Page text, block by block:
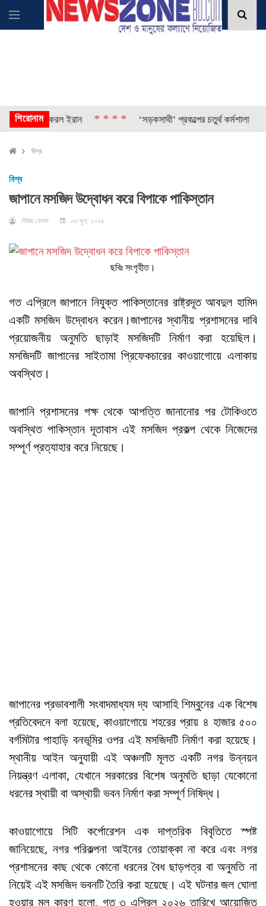
শিরোনামকরল ইরান * * * * ‘সড়কসাথী’ প্রকল্পের চতুর্থ কর্মশালা * *
বিশ্ব
বিশ্ব
জাপানে মসজিদ উদ্বোধন করে বিপাকে পাকিস্তান
নিউজ ডেস্ক ০৩ জুন, ২০২৬
ছবিঃ সংগৃহীত।
গত এপ্রিলে জাপানে নিযুক্ত পাকিস্তানের রাষ্ট্রদূত আবদুল হামিদ
একটি মসজিদ উদ্বোধন করেন।জাপানের স্থানীয় প্রশাসনের দাবি
প্রয়োজনীয় অনুমতি ছাড়াই মসজিদটি নির্মাণ করা হয়েছিল।
মসজিদটি জাপানের সাইতামা প্রিফেকচারের কাওয়াগোয়ে এলাকায়
অবস্থিত।
জাপানি প্রশাসনের পক্ষ থেকে আপত্তি জানানোর পর টোকিওতে
অবস্থিত পাকিস্তান দূতাবাস এই মসজিদ প্রকল্প থেকে নিজেদের
সম্পূর্ণ প্রত্যাহার করে নিয়েছে।
জাপানের প্রভাবশালী সংবাদমাধ্যম দ্য আসাহি শিম্বুনের এক বিশেষ
প্রতিবেদনে বলা হয়েছে, কাওয়াগোয়ে শহরের প্রায় ৪ হাজার ৫০০
বর্গমিটার পাহাড়ি বনভূমির ওপর এই মসজিদটি নির্মাণ করা হয়েছে।
স্থানীয় আইন অনুযায়ী এই অঞ্চলটি মূলত একটি নগর উন্নয়ন
নিয়ন্ত্রণ এলাকা, যেখানে সরকারের বিশেষ অনুমতি ছাড়া যেকোনো
ধরনের স্থায়ী বা অস্থায়ী ভবন নির্মাণ করা সম্পূর্ণ নিষিদ্ধ।
কাওয়াগোয়ে সিটি কর্পোরেশন এক দাপ্তরিক বিবৃতিতে স্পষ্ট
জানিয়েছে, নগর পরিকল্পনা আইনের তোয়াক্কা না করে এবং নগর
প্রশাসনের কাছ থেকে কোনো ধরনের বৈধ ছাড়পত্র বা অনুমতি না
নিয়েই এই মসজিদ ভবনটি তৈরি করা হয়েছে। এই ঘটনার জল ঘোলা
হওয়ার মূল কারণ হলো, গত ৩ এপ্রিল ২০২৬ তারিখে আয়োজিত